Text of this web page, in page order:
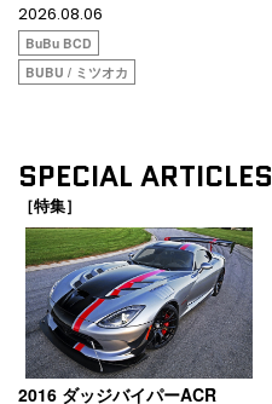
2026.08.06
BuBu BCD
BUBU / ミツオカ
SPECIAL ARTICLES
［特集］
2016 ダッジバイパーACR